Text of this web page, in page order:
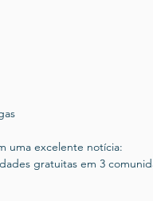
uma excelente notícia:
gratuitas em 3